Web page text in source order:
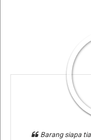
Barang siapa